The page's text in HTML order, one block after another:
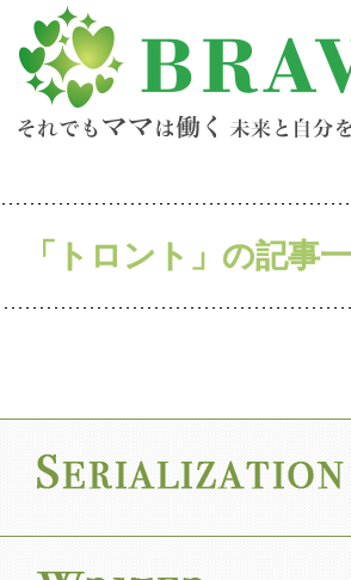
「トロント」の記事